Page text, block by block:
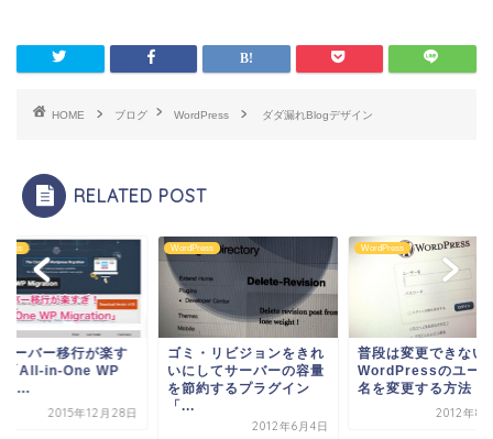
HOME ブログ WordPress ダダ漏れBlogデザイン
RELATED POST
ーバー移行が楽す
「All-in-One WP
2015年12月28日
WordPress
ゴミ・リビジョンをきれ
いにしてサーバーの容量
を節約するプラグイン
「...
2012年6月4日
WordPress
普段は変更できない
WordPressのユー
名を変更する方法
2012年8